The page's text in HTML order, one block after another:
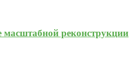
реконструкции